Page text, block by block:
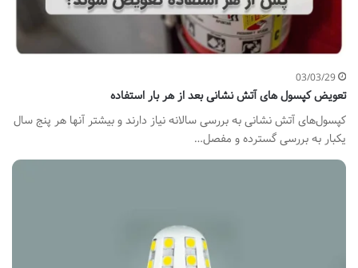
03/03/29
تعویض کپسول های آتش نشانی بعد از هر بار استفاده
کپسول‌های آتش نشانی به بررسی سالانه نیاز دارند و بیشتر آنها هر پنج سال
یکبار به بررسی گسترده و مفصل…